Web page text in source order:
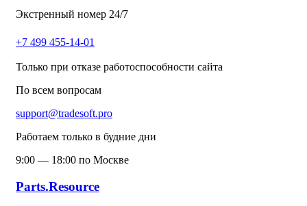
Экстренный номер 24/7
+7 499 455-14-01
Только при отказе работоспособности сайта
По всем вопросам
support@tradesoft.pro
Работаем только в будние дни
9:00 — 18:00 по Москве
Parts.Resource